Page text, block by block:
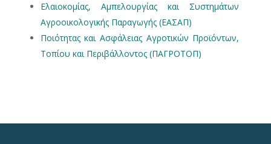
Ελαιοκομίας, Αμπελουργίας και Συστημάτων
Αγροοικολογικής Παραγωγής (ΕΑΣΑΠ)
Ποιότητας και Ασφάλειας Αγροτικών Προϊόντων,
Τοπίου και Περιβάλλοντος (ΠΑΓΡΟΤΟΠ)